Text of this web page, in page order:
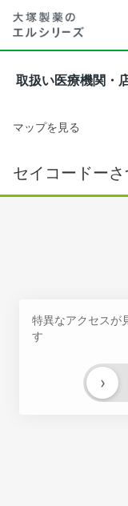
取扱い医療機関・
マップを見る
セイコードーさ
特異なアクセスが
す
›